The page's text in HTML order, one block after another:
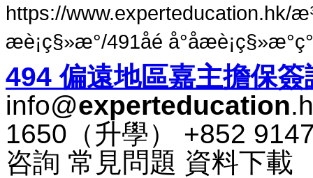
https://www.experteducation.hk/
æè¡ç§»æ°/491åé
494 偏​遠地​區​嘉​主​擔保​簽​
info@experteducation
1650​（​升​學​） +852
咨​詢 常​見​問題 資料​下​載